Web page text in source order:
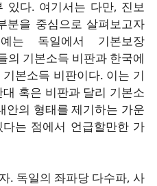
있다. 여기서는 다만, 진보
분을 중심으로 살펴보고자
는 독일에서 기본보장
기본소득 비판과 한국에
본소득 비판이다. 이는 기
혹은 비판과 달리 기본소
안의 형태를 제기하는 가운
는 점에서 언급할만한 가
. 독일의 좌파당 다수파, 사